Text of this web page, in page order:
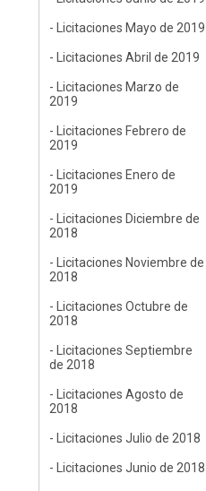
- Licitaciones Mayo de 2019
- Licitaciones Abril de 2019
- Licitaciones Marzo de
2019
- Licitaciones Febrero de
2019
- Licitaciones Enero de
2019
- Licitaciones Diciembre de
2018
- Licitaciones Noviembre de
2018
- Licitaciones Octubre de
2018
- Licitaciones Septiembre
de 2018
- Licitaciones Agosto de
2018
- Licitaciones Julio de 2018
- Licitaciones Junio de 2018